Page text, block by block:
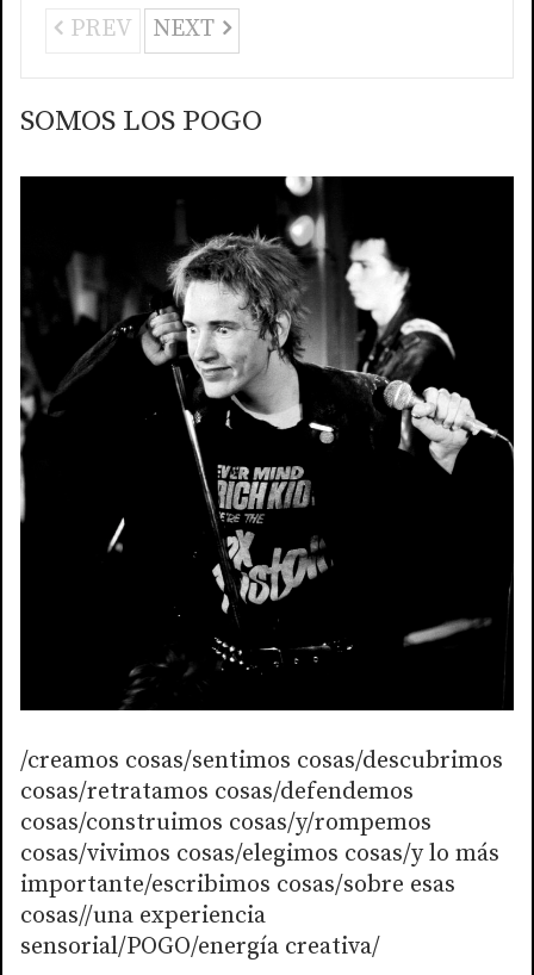
PREV NEXT
SOMOS LOS POGO
/creamos cosas/sentimos cosas/descubrimos
cosas/retratamos cosas/defendemos
cosas/construimos cosas/y/rompemos
cosas/vivimos cosas/elegimos cosas/y lo más
importante/escribimos cosas/sobre esas
cosas//una experiencia
sensorial/POGO/energía creativa/